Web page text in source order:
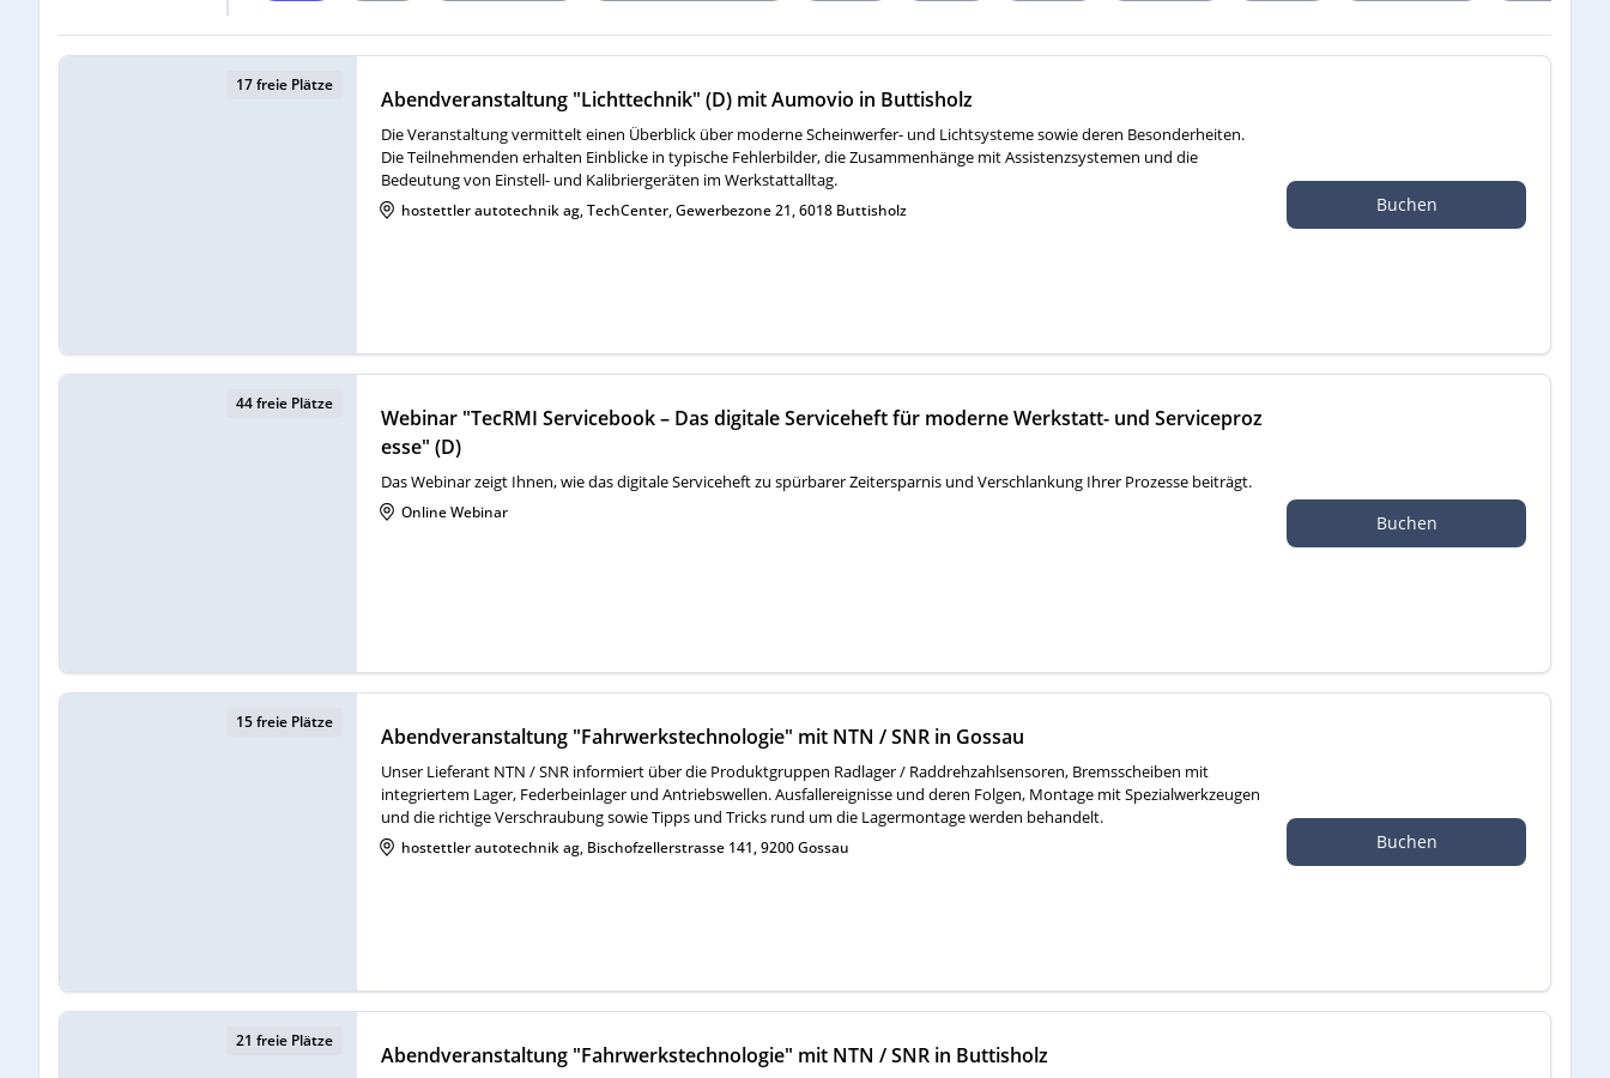
17 freie Plätze
Abendveranstaltung "Lichttechnik" (D) mit Aumovio in Buttisholz
Die Veranstaltung vermittelt einen Überblick über moderne Scheinwerfer- und Lichtsysteme sowie deren Besonderheiten.
Die Teilnehmenden erhalten Einblicke in typische Fehlerbilder, die Zusammenhänge mit Assistenzsystemen und die
Bedeutung von Einstell- und Kalibriergeräten im Werkstattalltag.
hostettler autotechnik ag, TechCenter, Gewerbezone 21, 6018 Buttisholz Buchen
44 freie Plätze
Webinar "TecRMI Servicebook – Das digitale Serviceheft für moderne Werkstatt- und Serviceproz
esse" (D)
Das Webinar zeigt Ihnen, wie das digitale Serviceheft zu spürbarer Zeitersparnis und Verschlankung Ihrer Prozesse beiträgt.
Online Webinar Buchen
15 freie Plätze
Abendveranstaltung "Fahrwerkstechnologie" mit NTN / SNR in Gossau
Unser Lieferant NTN / SNR informiert über die Produktgruppen Radlager / Raddrehzahlsensoren, Bremsscheiben mit
integriertem Lager, Federbeinlager und Antriebswellen. Ausfallereignisse und deren Folgen, Montage mit Spezialwerkzeugen
und die richtige Verschraubung sowie Tipps und Tricks rund um die Lagermontage werden behandelt.
hostettler autotechnik ag, Bischofzellerstrasse 141, 9200 Gossau Buchen
21 freie Plätze
Abendveranstaltung "Fahrwerkstechnologie" mit NTN / SNR in Buttisholz